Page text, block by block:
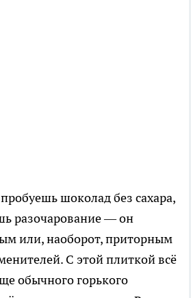
шоколад без сахара,
разочарование — он
или, наоборот, приторным
С этой плиткой всё
обычного горького